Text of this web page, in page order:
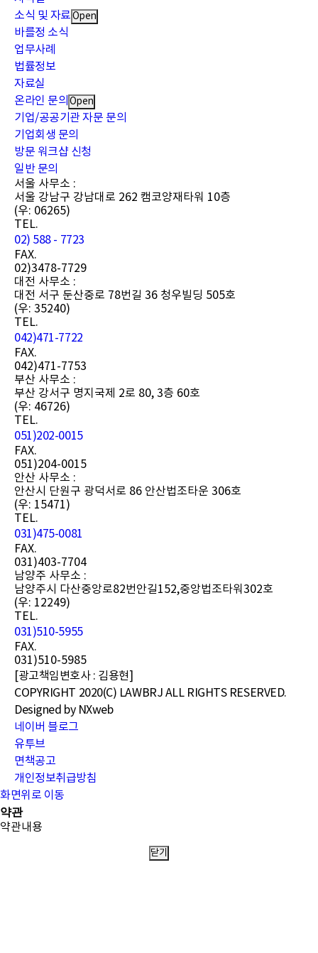
소식 및 자료Open
바를정 소식
업무사례
법률정보
자료실
온라인 문의 Open
기업/공공기관 자문 문의
기업회생 문의
방문 워크샵 신청
일반 문의
서울 사무소 :
서울 강남구 강남대로 262 캠코양재타워 10층
(우: 06265)
TEL.
02) 588 - 7723
FAX.
02)3478-7729
대전 사무소 :
대전 서구 둔산중로 78번길 36 청우빌딩 505호
(우: 35240)
TEL.
042)471-7722
FAX.
042)471-7753
부산 사무소 :
부산 강서구 명지국제 2로 80, 3층 60호
(우: 46726)
TEL.
051)202-0015
FAX.
051)204-0015
안산 사무소 :
안산시 단원구 광덕서로 86 안산법조타운 306호
(우: 15471)
TEL.
031)475-0081
FAX.
031)403-7704
남양주 사무소 :
남양주시 다산중앙로82번안길152,중앙법조타워302호
(우: 12249)
TEL.
031)510-5955
FAX.
031)510-5985
[광고책임변호사 : 김용현]
COPYRIGHT 2020(C) LAWBRJ ALL RIGHTS RESERVED.
Designed by NXweb
네이버 블로그
유투브
면책공고
개인정보취급방침
화면위로 이동
약관
약관내용